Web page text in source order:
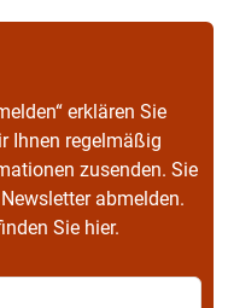
erklären Sie
Ihnen regelmäßig
zusenden. Sie
abmelden.
Sie hier.